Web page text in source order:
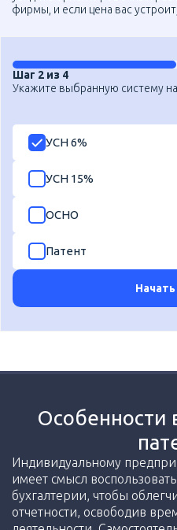
фирмы, и если цена вас
Шаг 2 из 4
Укажите выбранную систему
УСН 6%
УСН 15%
ОСНО
Патент
Особенности
Индивидуальному
имеет смысл
бухгалтерии, чтобы
отчетности, освободив